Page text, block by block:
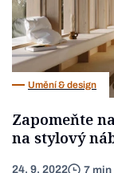
Umění & design
Zapomeňte
na stylový
24. 9. 2022 7 min